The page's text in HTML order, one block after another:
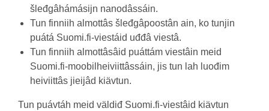
šleđgâhámásijn nanodâssáin.
Tun finniih almottâs šleđgâpoostân ain, ko tunjin
puátá Suomi.fi-viestáid uđđâ viestâ.
Tun finniih almottâsâid puáttám viestâin meid
Suomi.fi-moobilheiviittâssáin, jis tun lah luođim
heiviittâs jieijâd kiävtun.
Tun puávtáh meid väldiđ Suomi.fi-viestâid kiävtun